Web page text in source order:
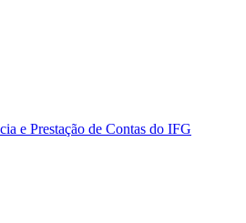
e Prestação de Contas do IFG